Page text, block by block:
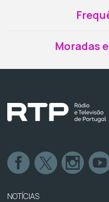
Moradas
NOTÍCIAS